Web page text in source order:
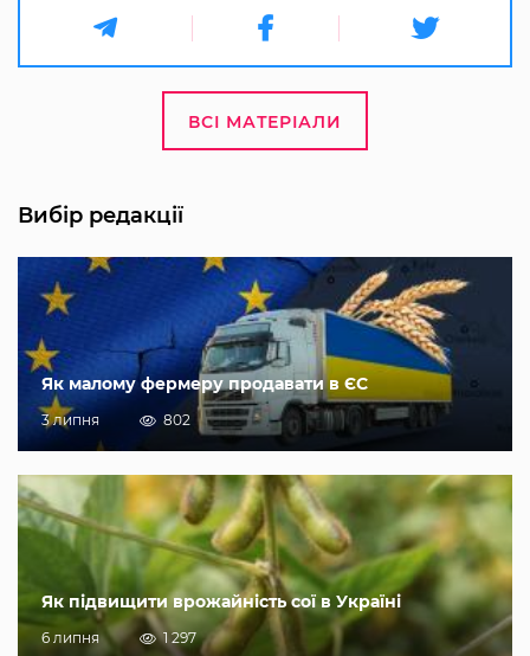
ВСІ МАТЕРІАЛИ
Вибір редакції
Як малому фермеру продавати в ЄС
3 липня 802
Як підвищити врожайність сої в Україні
6 липня 1 297